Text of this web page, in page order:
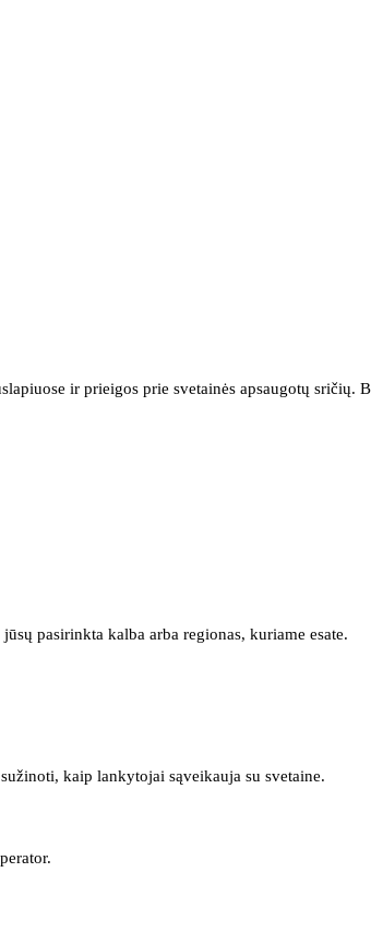
ir prieigos prie svetainės apsaugotų sričių.
pasirinkta kalba arba regionas, kuriame esate.
kaip lankytojai sąveikauja su svetaine.